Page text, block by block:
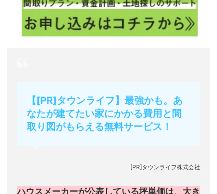
【[PR]タウンライフ】最強かも。あ
なたが建てたい家にかかる費用と間
取り図がもらえる無料サービス！
[PR]タウンライフ株式会社
ハウスメーカーが公表している坪単価は、大き